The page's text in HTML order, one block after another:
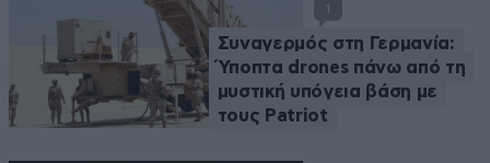
1
Συναγερμός στη Γερμανία:
Ύποπτα drones πάνω από τη
μυστική υπόγεια βάση με
τους Patriot